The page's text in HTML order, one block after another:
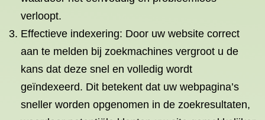
verloopt.
Effectieve indexering: Door uw website correct
aan te melden bij zoekmachines vergroot u de
kans dat deze snel en volledig wordt
geïndexeerd. Dit betekent dat uw webpagina’s
sneller worden opgenomen in de zoekresultaten,